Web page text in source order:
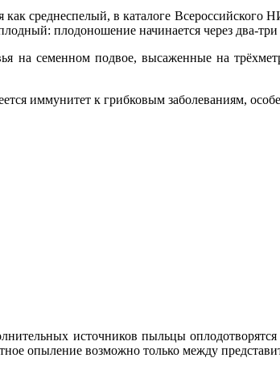
среднеспелый, в каталоге
плодоношение начинается через два-
на семенном подвое, высаженные на
иммунитет к грибковым заболеваниям,
источников пыльцы
опыление возможно только между